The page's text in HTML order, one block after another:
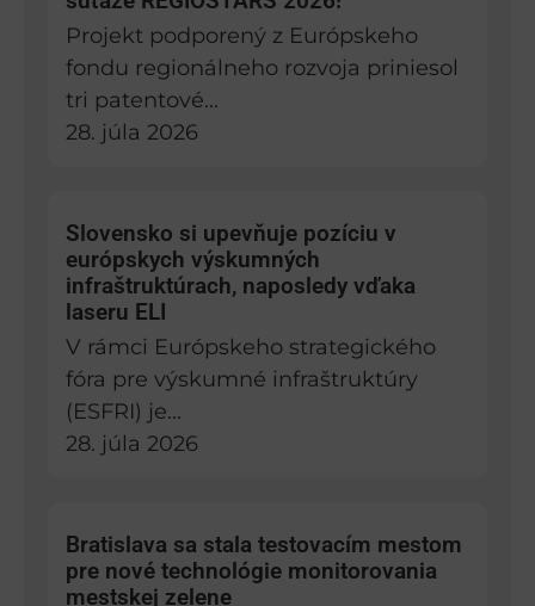
Projekt podporený z Európskeho
fondu regionálneho rozvoja priniesol
tri patentové...
28. júla 2026
Slovensko si upevňuje pozíciu v
európskych výskumných
infraštruktúrach, naposledy vďaka
laseru ELI
V rámci Európskeho strategického
fóra pre výskumné infraštruktúry
(ESFRI) je...
28. júla 2026
Bratislava sa stala testovacím mestom
pre nové technológie monitorovania
mestskej zelene